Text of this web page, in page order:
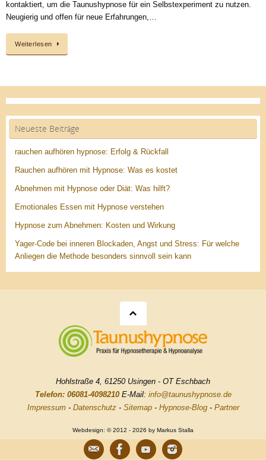
kontaktiert, um die Taunushypnose für ein Selbstexperiment zu nutzen.
Neugierig und offen für neue Erfahrungen,…
Weiterlesen
Neueste Beiträge
rauchen aufhören hypnose: Erfolg & Rückfall
Rauchen aufhören mit Hypnose: Was es kostet
Abnehmen mit Hypnose oder Diät: Was hilft?
Emotionales Essen mit Hypnose verstehen
Hypnose zum Abnehmen: Kosten und Wirkung
Yager-Code bei inneren Blockaden, Angst und Stress: Für welche
Anliegen die Methode besonders sinnvoll sein kann
Hohlstraße 4, 61250 Usingen - OT Eschbach
Telefon: 06081-4098210E-Mail: info@taunushypnose.de
Impressum- Datenschutz- Sitemap- Hypnose-Blog- Partner
Webdesign: © 2012 - 2026 by Markus Stalla